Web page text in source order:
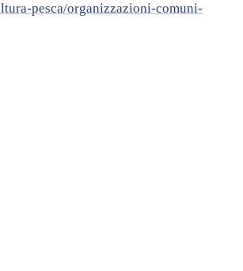
pesca/organizzazioni-comuni-